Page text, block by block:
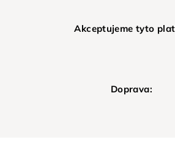
Akceptujeme tyto
Doprava: